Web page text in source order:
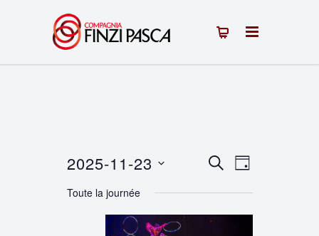
Recherche
et
navigation
RECHERCHE
Navigation
de
vues
JOUR
2025-11-23
une
Toute la journée